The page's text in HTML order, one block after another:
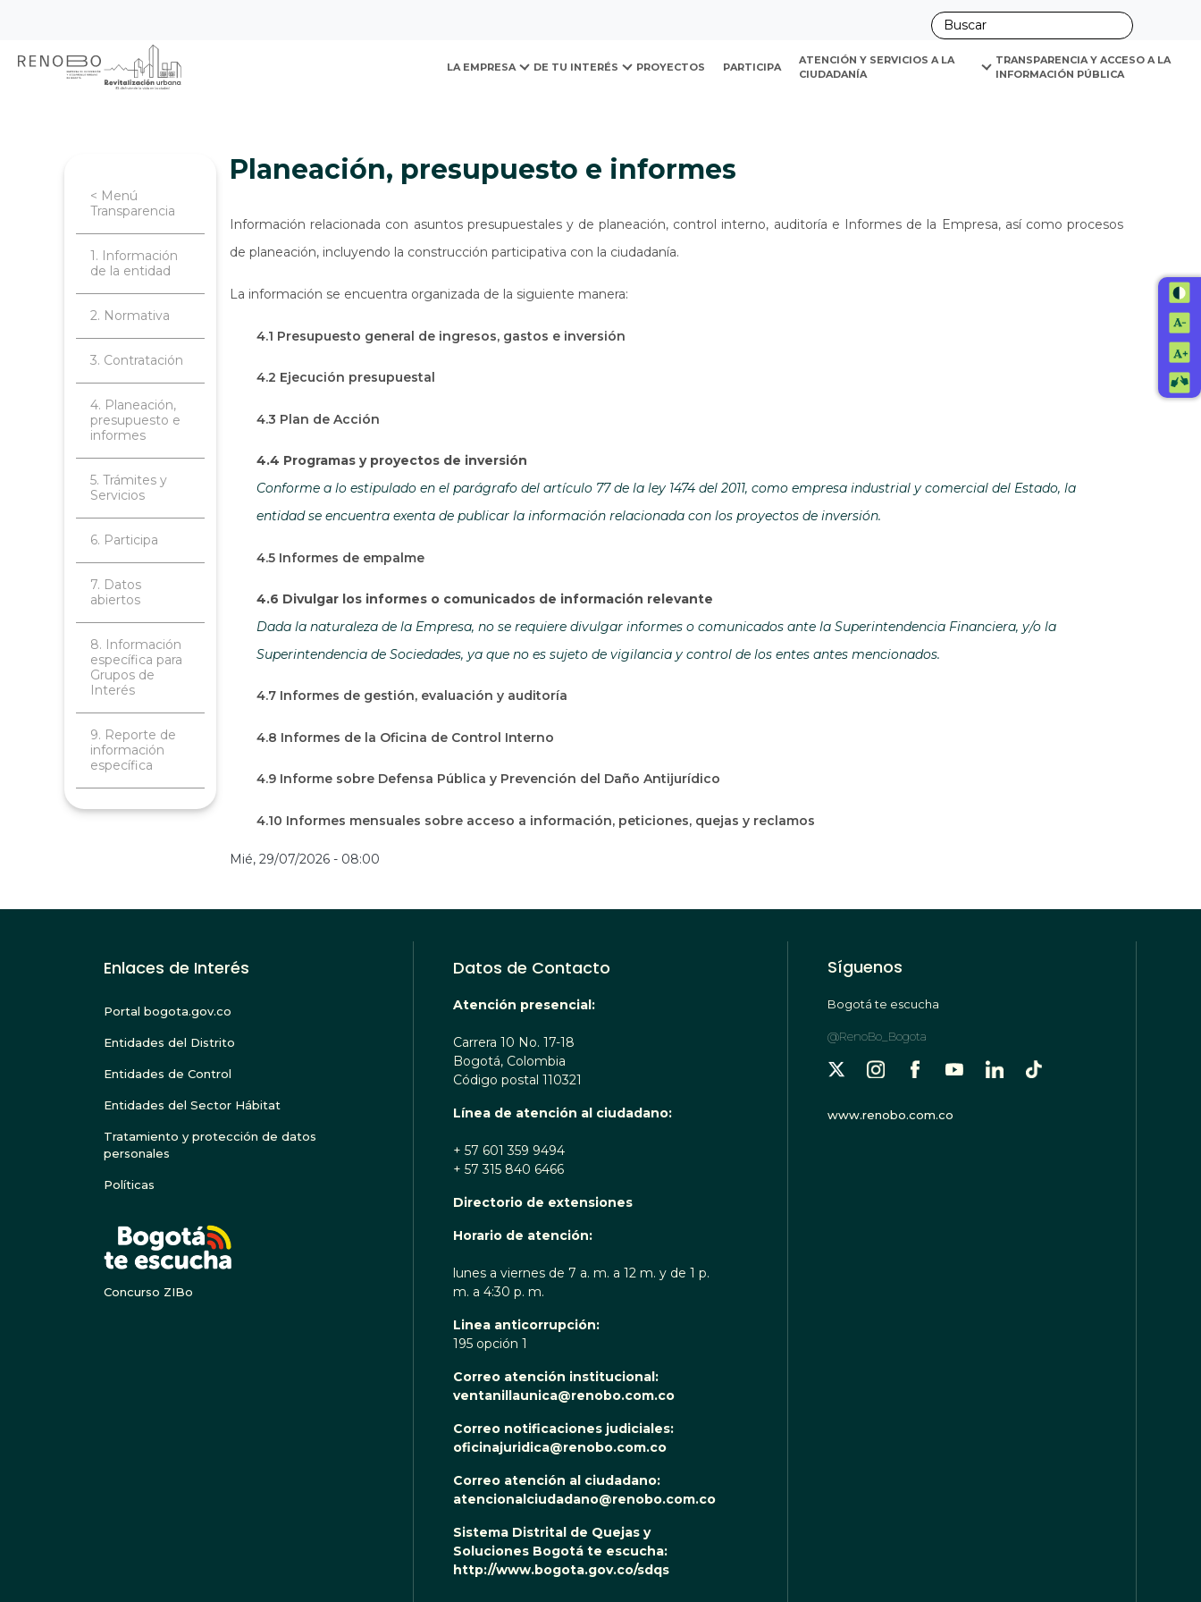
contenido
Sitio Web Empresa de Renovación y Desarrollo Urbano
LA EMPRESA DE TU INTERÉS PROYECTOS PARTICIPA
ATENCIÓN Y SERVICIOS A LA
CIUDADANÍA
TRANSPARENCIA Y ACCESO A LA
INFORMACIÓN PÚBLICA
< Menú
Transparencia
1. Información
de la entidad
2. Normativa
3. Contratación
4. Planeación,
presupuesto e
informes
5. Trámites y
Servicios
6. Participa
7. Datos
abiertos
8. Información
específica para
Grupos de
Interés
9. Reporte de
información
específica
Planeación, presupuesto e informes
Información relacionada con asuntos presupuestales y de planeación, control interno, auditoría e Informes de la Empresa, así como procesos
de planeación, incluyendo la construcción participativa con la ciudadanía.
La información se encuentra organizada de la siguiente manera:
4.1 Presupuesto general de ingresos, gastos e inversión
4.2 Ejecución presupuestal
4.3 Plan de Acción
4.4 Programas y proyectos de inversión
Conforme a lo estipulado en el parágrafo del artículo 77 de la ley 1474 del 2011, como empresa industrial y comercial del Estado, la
entidad se encuentra exenta de publicar la información relacionada con los proyectos de inversión.
4.5 Informes de empalme
4.6 Divulgar los informes o comunicados de información relevante
Dada la naturaleza de la Empresa, no se requiere divulgar informes o comunicados ante la Superintendencia Financiera, y/o la
Superintendencia de Sociedades, ya que no es sujeto de vigilancia y control de los entes antes mencionados.
4.7 Informes de gestión, evaluación y auditoría
4.8 Informes de la Oficina de Control Interno
4.9 Informe sobre Defensa Pública y Prevención del Daño Antijurídico
4.10 Informes mensuales sobre acceso a información, peticiones, quejas y reclamos
Mié, 29/07/2026 - 08:00
Enlaces de Interés
Portal bogota.gov.co
Entidades del Distrito
Entidades de Control
Entidades del Sector Hábitat
Tratamiento y protección de datos
personales
Políticas
Concurso ZIBo
Datos de Contacto
Atención presencial:
Carrera 10 No. 17-18
Bogotá, Colombia
Código postal 110321
Línea de atención al ciudadano:
+ 57 601 359 9494
+ 57 315 840 6466
Directorio de extensiones
Horario de atención:
lunes a viernes de 7 a. m. a 12 m. y de 1 p.
m. a 4:30 p. m.
Linea anticorrupción:
195 opción 1
Correo atención institucional:
ventanillaunica@renobo.com.co
Correo notificaciones judiciales:
oficinajuridica@renobo.com.co
Correo atención al ciudadano:
atencionalciudadano@renobo.com.co
Sistema Distrital de Quejas y
Soluciones Bogotá te escucha:
http://www.bogota.gov.co/sdqs
Síguenos
Bogotá te escucha
@RenoBo_Bogota
www.renobo.com.co